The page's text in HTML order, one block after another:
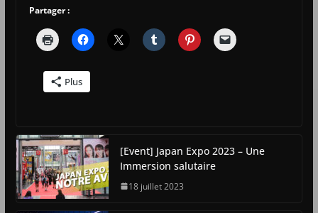
Partager :
Plus
[Event] Japan Expo 2023 – Une
Immersion salutaire
18 juillet 2023